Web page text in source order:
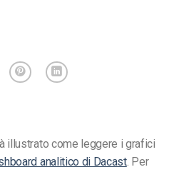
illustrato come leggere i grafici
analitico di Dacast. Per